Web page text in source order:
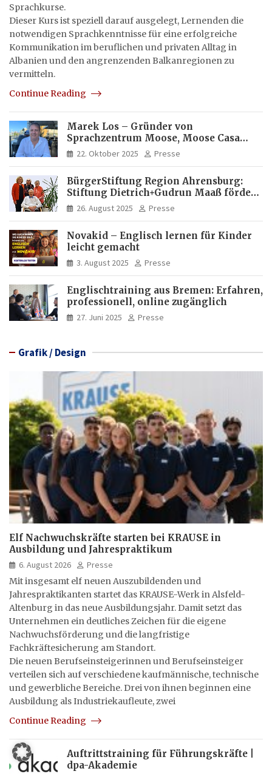
Sprachkurse.
Dieser Kurs ist speziell darauf ausgelegt, Lernenden die
notwendigen Sprachkenntnisse für eine erfolgreiche
Kommunikation im beruflichen und privaten Alltag in
Albanien und den angrenzenden Balkanregionen zu
vermitteln.
Continue Reading
Marek Los – Gründer von
Sprachzentrum Moose, Moose Casa
Italia und Apartamento Brasil |
Internationaler Experte für Bildung
22. Oktober 2025 Presse
BürgerStiftung Region Ahrensburg:
Stiftung Dietrich+Gudrun Maaß fördert
Deutschkenntnisse von Frauen
26. August 2025 Presse
Novakid – Englisch lernen für Kinder
leicht gemacht
3. August 2025 Presse
Englischtraining aus Bremen: Erfahren,
professionell, online zugänglich
27. Juni 2025 Presse
Grafik / Design
Elf Nachwuchskräfte starten bei KRAUSE in
Ausbildung und Jahrespraktikum
6. August 2026
Presse
Mit insgesamt elf neuen Auszubildenden und
Jahrespraktikanten startet das KRAUSE-Werk in Alsfeld-
Altenburg in das neue Ausbildungsjahr. Damit setzt das
Unternehmen ein deutliches Zeichen für die eigene
Nachwuchsförderung und die langfristige
Fachkräftesicherung am Standort.
Die neuen Berufseinsteigerinnen und Berufseinsteiger
verteilen sich auf verschiedene kaufmännische, technische
und gewerbliche Bereiche. Drei von ihnen beginnen eine
Ausbildung als Industriekaufleute, zwei
Continue Reading
Auftrittstraining für Führungskräfte |
dpa-Akademie